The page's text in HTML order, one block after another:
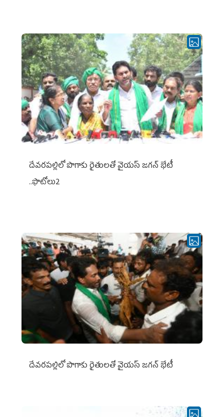
దేవరపల్లిలో పొగాకు రైతులతో వైయస్ జగన్ భేటీ
..ఫొటోలు2
దేవరపల్లిలో పొగాకు రైతులతో వైయస్ జగన్ భేటీ